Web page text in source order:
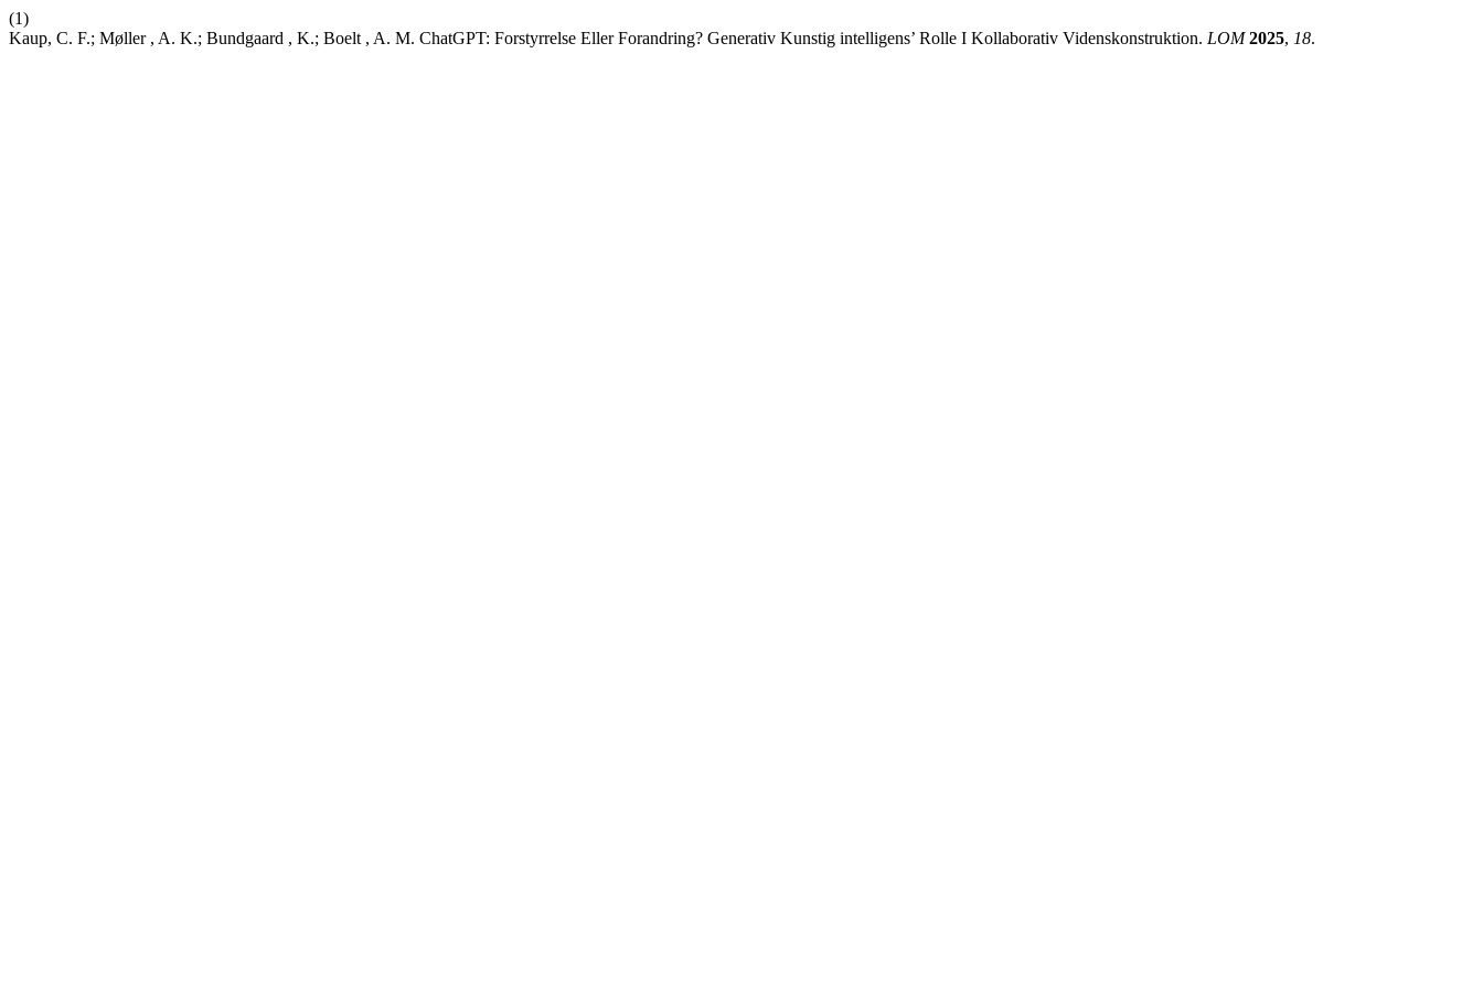
(1)
Kaup, C. F.; Møller , A. K.; Bundgaard , K.; Boelt , A. M. ChatGPT: Forstyrrelse Eller Forandring? Generativ Kunstig intelligens’ Rolle I Kollaborativ Videnskonstruktion. LOM 2025, 18.